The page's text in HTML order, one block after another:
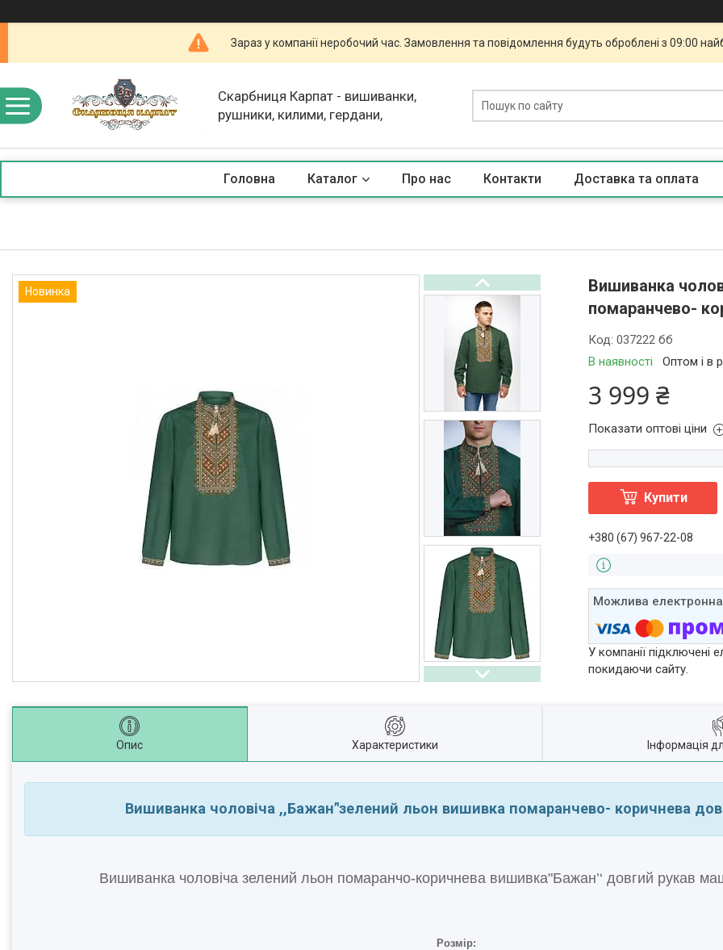
Зараз у компанії неробочий час. Замовлення та повідомлення будуть оброблені з 09:00
Скарбниця Карпат - вишиванки,
рушники, килими, гердани,
Головна Каталог Про нас Контакти Доставка та оплата
Новинка
Вишиванка
помаранчево-
В наявності Оптом і в
Код:037222 бб
3 999 ₴
Показати оптові ціни
Купити
+380 (67) 967-22-08
У компанії підключені
покидаючи сайту.
Опис Характеристики Інформація
Вишиванка чоловіча ,,Бажан’'зелений льон вишивка помаранчево- коричнева
Вишиванка чоловіча зелений льон помаранчо-коричнева вишивка"Бажан’‘ довгий рукав
Розмір: